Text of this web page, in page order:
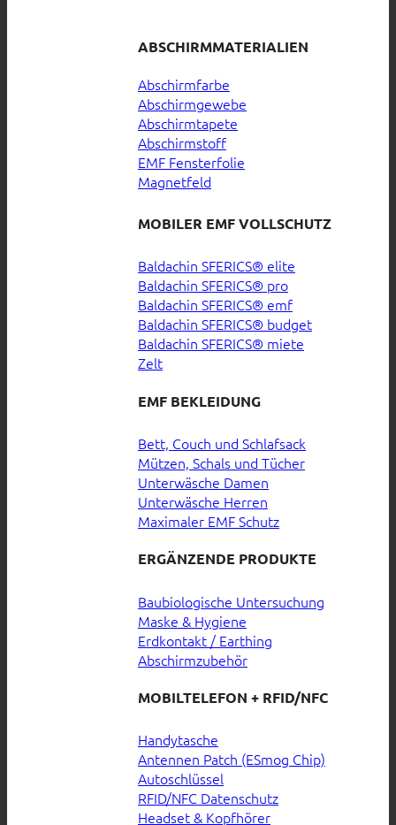
ABSCHIRMMATERIALIEN
Abschirmfarbe
Abschirmgewebe
Abschirmtapete
Abschirmstoff
EMF Fensterfolie
Magnetfeld
MOBILER EMF VOLLSCHUTZ
Baldachin SFERICS® elite
Baldachin SFERICS® pro
Baldachin SFERICS® emf
Baldachin SFERICS® budget
Baldachin SFERICS® miete
Zelt
EMF BEKLEIDUNG
Bett, Couch und Schlafsack
Mützen, Schals und Tücher
Unterwäsche Damen
Unterwäsche Herren
Maximaler EMF Schutz
ERGÄNZENDE PRODUKTE
Baubiologische Untersuchung
Maske & Hygiene
Erdkontakt / Earthing
Abschirmzubehör
MOBILTELEFON + RFID/NFC
Handytasche
Antennen Patch (ESmog Chip)
Autoschlüssel
RFID/NFC Datenschutz
Headset & Kopfhörer